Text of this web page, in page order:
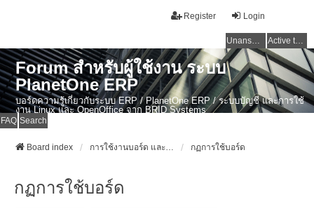
Login
Register
Unanswered topics Active topics
Forum สำหรับผู้ใช้งาน ระบบ
PlanetOne ERP
บอร์ดความรู้เกี่ยวกับระบบ ERP / PlanetOne ERP / ระบบบัญชี และการใช้
งาน Linux และ OpenOffice จาก BRID Systems
FAQ Search
Board index การใช้งานบอร์ด และข่าวสาร ERP ไทย / PlanetOne ERP / งานบัญชี / Linux กฏการใช้บอร์ด
กฏการใช้บอร์ด